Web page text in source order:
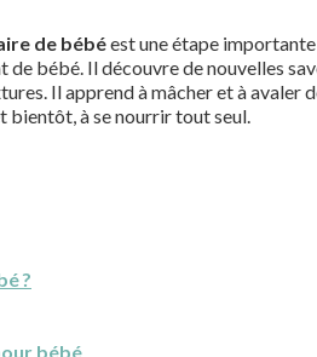
de bébéest une étape
bébé. Il découvre de nouvelles
Il apprend à mâcher et à avaler
bientôt, à se nourrir tout seul.
?
bébé